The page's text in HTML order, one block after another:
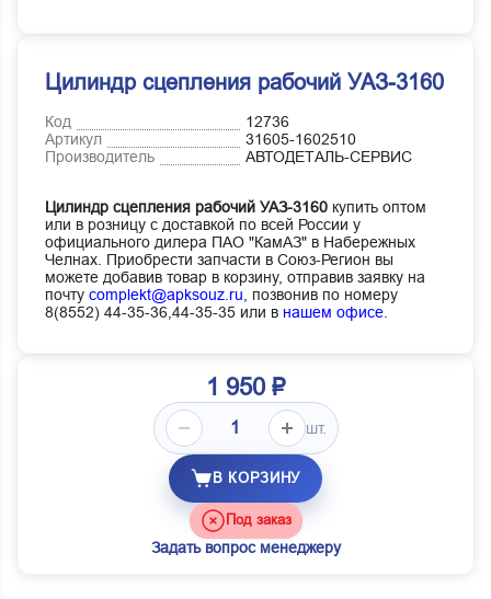
Цилиндр сцепления рабочий УАЗ-3160
Код
12736
Артикул
31605-1602510
Производитель
АВТОДЕТАЛЬ-СЕРВИС
Цилиндр сцепления рабочий УАЗ-3160 купить оптом
или в розницу с доставкой по всей России у
официального дилера ПАО "КамАЗ" в Набережных
Челнах. Приобрести запчасти в Союз-Регион вы
можете добавив товар в корзину, отправив заявку на
почту complekt@apksouz.ru,
позвонив по номеру
8(8552) 44-35-36,44-35-35 или в нашем офисе
1 950 ₽
шт.
В КОРЗИНУ
Под заказ
Задать вопрос менеджеру